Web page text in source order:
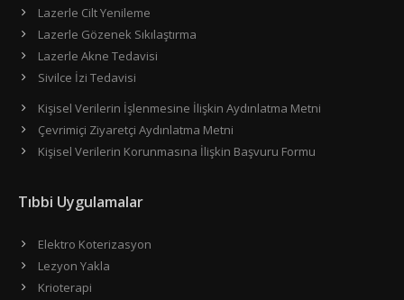
Lazerle Cilt Yenileme
Lazerle Gözenek Sıkılaştırma
Lazerle Akne Tedavisi
Sivilce İzi Tedavisi
Kişisel Verilerin İşlenmesine İlişkin Aydınlatma Metni
Çevrimiçi Ziyaretçi Aydınlatma Metni
Kişisel Verilerin Korunmasına İlişkin Başvuru Formu
Tıbbi Uygulamalar
Elektro Koterizasyon
Lezyon Yakla
Krioterapi